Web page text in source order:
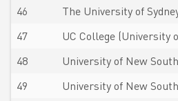
46
The University of
47
UC College (University
48
University of New
49
University of New